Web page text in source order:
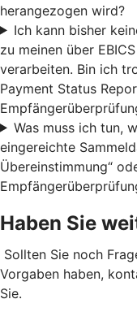
herangezogen wird?
Ich kann bisher
zu meinen über
verarbeiten. Bin ich
Payment Status
Was muss ich tun,
eingereichte
Übereinstimmung“
Haben Sie
Sollten Sie noch
Vorgaben haben,
Sie.